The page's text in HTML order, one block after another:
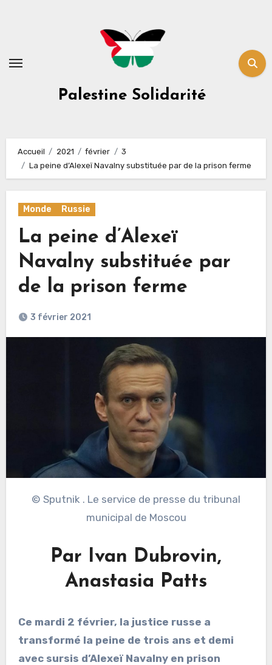
Palestine Solidarité
Accueil 2021 février
3
La peine d’Alexeï Navalny substituée par de la prison ferme
Monde Russie
La peine d’Alexeï
Navalny substituée par
de la prison ferme
3 février 2021
© Sputnik . Le service de presse du tribunal
municipal de Moscou
Par Ivan Dubrovin,
Anastasia Patts
Ce mardi 2 février, la justice russe a
transformé la peine de trois ans et demi
avec sursis d’Alexeï Navalny en prison